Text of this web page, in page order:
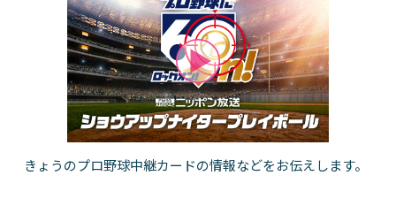
きょうのプロ野球中継カードの情報などをお伝えします。